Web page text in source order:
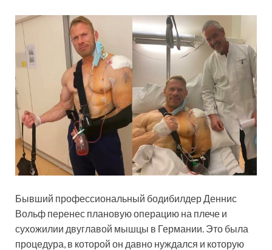
Бывший профессиональный бодибилдер Деннис
Вольф перенес плановую операцию на плече и
сухожилии двуглавой мышцы в Германии. Это была
процедура, в которой он давно нуждался и которую